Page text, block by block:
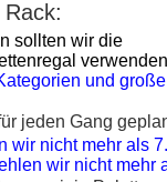
sollten wir die
und
jeden Gang
wir nicht mehr als 7.
wir nicht mehr